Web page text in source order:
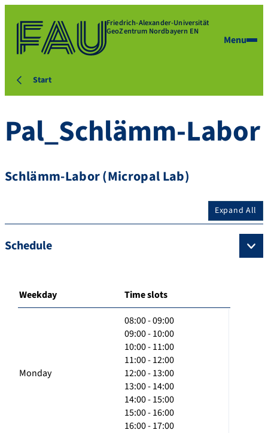
Friedrich-Alexander-Universität
GeoZentrum Nordbayern EN
Menu
Start
Pal_Schlämm-Labor
Schlämm-Labor (Micropal Lab)
Expand All
Schedule
Weekday Time slots
Monday
08:00 - 09:00
09:00 - 10:00
10:00 - 11:00
11:00 - 12:00
12:00 - 13:00
13:00 - 14:00
14:00 - 15:00
15:00 - 16:00
16:00 - 17:00